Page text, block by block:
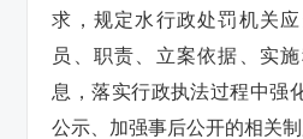
求，规定水行政处罚机关
员、职责、立案依据、实
息，落实行政执法过程中强
公示、加强事后公开的相关制